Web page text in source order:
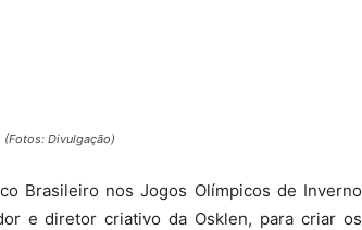
Divulgação)
Brasileiro nos Jogos Olímpicos de Inverno
e diretor criativo da Osklen, para criar os